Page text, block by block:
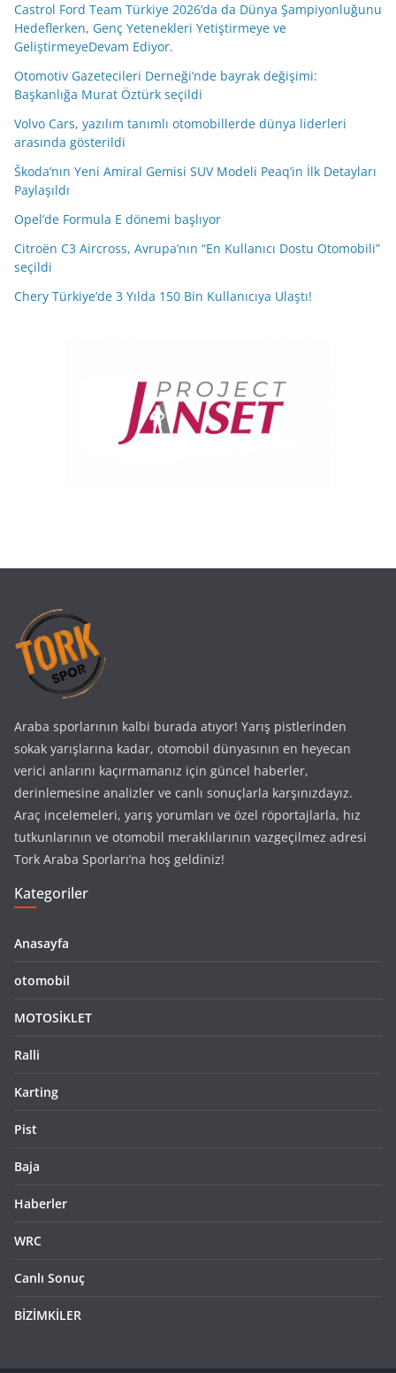
Castrol Ford Team Türkiye 2026’da da Dünya Şampiyonluğunu
Hedeflerken, Genç Yetenekleri Yetiştirmeye ve
GeliştirmeyeDevam Ediyor.
Otomotiv Gazetecileri Derneği’nde bayrak değişimi:
Başkanlığa Murat Öztürk seçildi
Volvo Cars, yazılım tanımlı otomobillerde dünya liderleri
arasında gösterildi
Škoda’nın Yeni Amiral Gemisi SUV Modeli Peaq’in İlk Detayları
Paylaşıldı
Opel’de Formula E dönemi başlıyor
Citroën C3 Aircross, Avrupa’nın “En Kullanıcı Dostu Otomobili”
seçildi
Chery Türkiye’de 3 Yılda 150 Bin Kullanıcıya Ulaştı!
Araba sporlarının kalbi burada atıyor! Yarış pistlerinden
sokak yarışlarına kadar, otomobil dünyasının en heyecan
verici anlarını kaçırmamanız için güncel haberler,
derinlemesine analizler ve canlı sonuçlarla karşınızdayız.
Araç incelemeleri, yarış yorumları ve özel röportajlarla, hız
tutkunlarının ve otomobil meraklılarının vazgeçilmez adresi
Tork Araba Sporları’na hoş geldiniz!
Kategoriler
Anasayfa
otomobil
MOTOSİKLET
Ralli
Karting
Pist
Baja
Haberler
WRC
Canlı Sonuç
BİZİMKİLER